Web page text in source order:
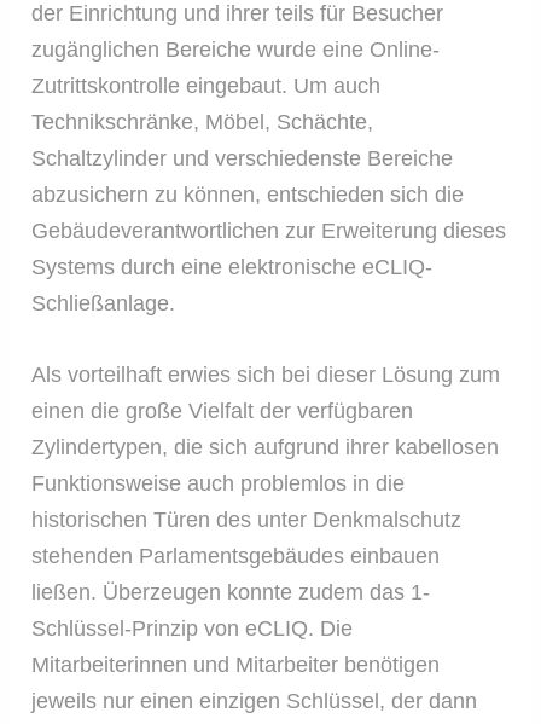
der Einrichtung und ihrer teils für Besucher
zugänglichen Bereiche wurde eine Online-
Zutrittskontrolle eingebaut. Um auch
Technikschränke, Möbel, Schächte,
Schaltzylinder und verschiedenste Bereiche
abzusichern zu können, entschieden sich die
Gebäudeverantwortlichen zur Erweiterung dieses
Systems durch eine elektronische eCLIQ-
Schließanlage.
Als vorteilhaft erwies sich bei dieser Lösung zum
einen die große Vielfalt der verfügbaren
Zylindertypen, die sich aufgrund ihrer kabellosen
Funktionsweise auch problemlos in die
historischen Türen des unter Denkmalschutz
stehenden Parlamentsgebäudes einbauen
ließen. Überzeugen konnte zudem das 1-
Schlüssel-Prinzip von eCLIQ. Die
Mitarbeiterinnen und Mitarbeiter benötigen
jeweils nur einen einzigen Schlüssel, der dann